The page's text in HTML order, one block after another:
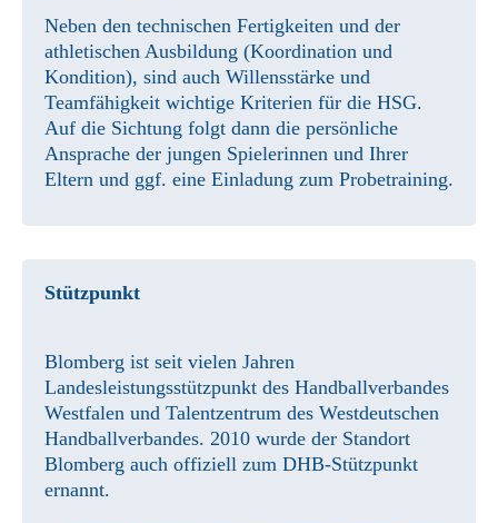
Neben den technischen Fertigkeiten und der
athletischen Ausbildung (Koordination und
Kondition), sind auch Willensstärke und
Teamfähigkeit wichtige Kriterien für die HSG.
Auf die Sichtung folgt dann die persönliche
Ansprache der jungen Spielerinnen und Ihrer
Eltern und ggf. eine Einladung zum Probetraining.
Stützpunkt
Blomberg ist seit vielen Jahren
Landesleistungsstützpunkt des Handballverbandes
Westfalen und Talentzentrum des Westdeutschen
Handballverbandes. 2010 wurde der Standort
Blomberg auch offiziell zum DHB-Stützpunkt
ernannt.